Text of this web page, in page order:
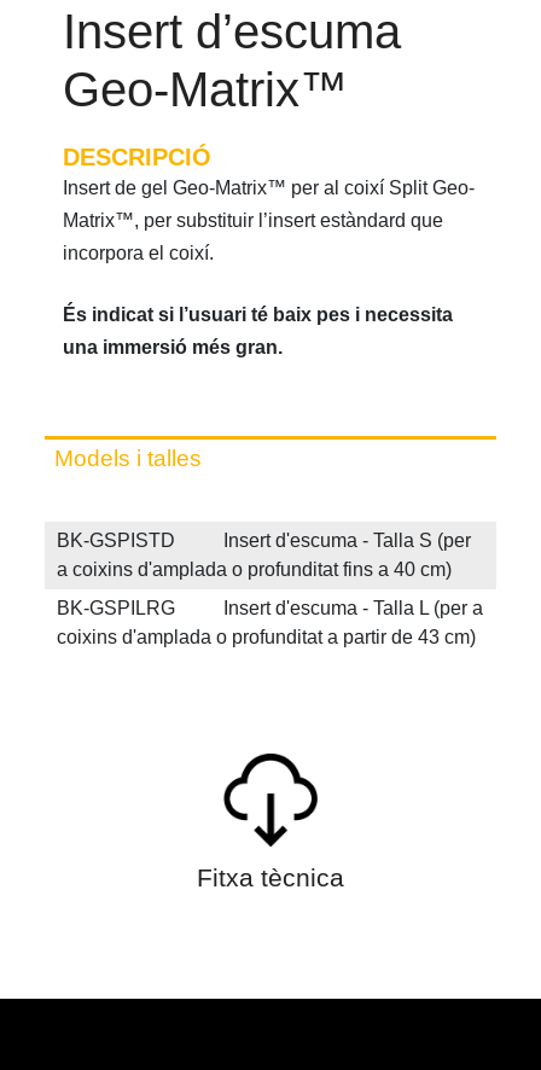
Insert d’escuma
Geo-Matrix™
DESCRIPCIÓ
Insert de gel Geo-Matrix™ per al coixí Split Geo-
Matrix™, per substituir l’insert estàndard que
incorpora el coixí.
És indicat si l’usuari té baix pes i necessita
una immersió més gran.
Models i talles
BK-GSPISTD Insert d'escuma - Talla S (per
a coixins d'amplada o profunditat fins a 40 cm)
BK-GSPILRG Insert d'escuma - Talla L (per a
coixins d'amplada o profunditat a partir de 43 cm)
Fitxa tècnica